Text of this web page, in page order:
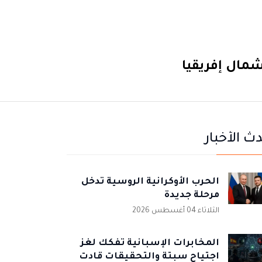
الأخبار
الحرب الأوكرانية الروسية تدخل
مرحلة جديدة
الثلاثاء 04 أغسطس 2026
المخابرات الإسبانية تُفكك لغز
اجتياح سبتة والتحقيقات قادت